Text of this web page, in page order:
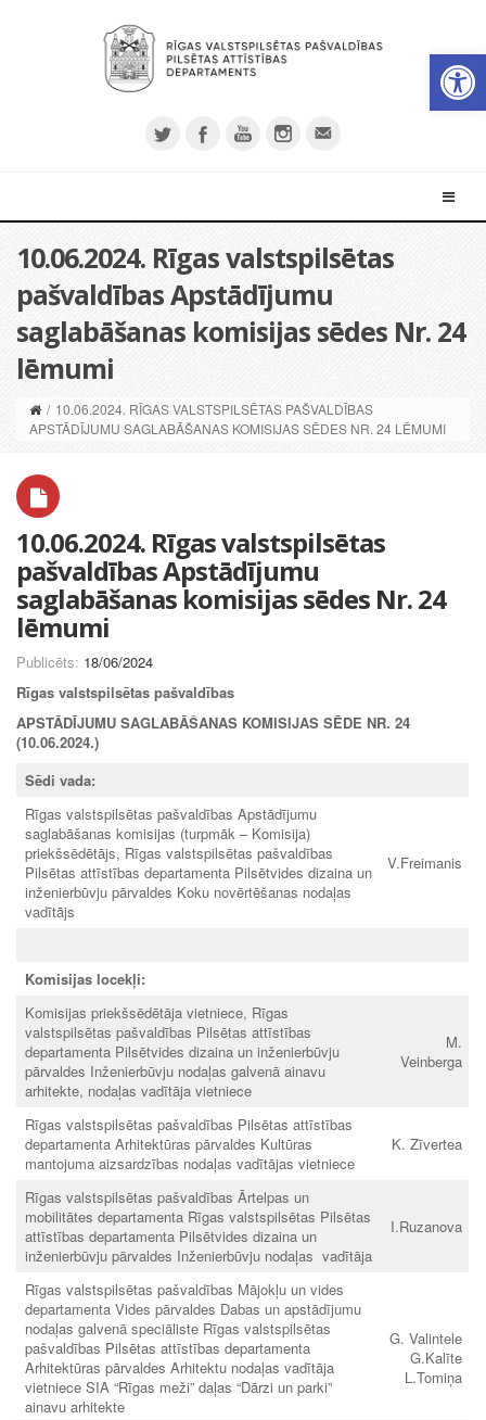
10.06.2024. Rīgas valstspilsētas
pašvaldības Apstādījumu
saglabāšanas komisijas sēdes Nr. 24
lēmumi
/ 10.06.2024. RĪGAS VALSTSPILSĒTAS PAŠVALDĪBAS
APSTĀDĪJUMU SAGLABĀŠANAS KOMISIJAS SĒDES NR. 24 LĒMUMI
10.06.2024. Rīgas valstspilsētas
pašvaldības Apstādījumu
saglabāšanas komisijas sēdes Nr. 24
lēmumi
Publicēts: 18/06/2024
Rīgas valstspilsētas pašvaldības
APSTĀDĪJUMU SAGLABĀŠANAS KOMISIJAS SĒDE NR. 24
(10.06.2024.)
Sēdi vada:
Rīgas valstspilsētas pašvaldības Apstādījumu
saglabāšanas komisijas (turpmāk – Komisija)
priekšsēdētājs, Rīgas valstspilsētas pašvaldības
Pilsētas attīstības departamenta Pilsētvides dizaina un
inženierbūvju pārvaldes Koku novērtēšanas nodaļas
vadītājs
V.Freimanis
Komisijas locekļi:
Komisijas priekšsēdētāja vietniece, Rīgas
valstspilsētas pašvaldības Pilsētas attīstības
departamenta Pilsētvides dizaina un inženierbūvju
pārvaldes Inženierbūvju nodaļas galvenā ainavu
arhitekte, nodaļas vadītāja vietniece
M.
Veinberga
Rīgas valstspilsētas pašvaldības Pilsētas attīstības
departamenta Arhitektūras pārvaldes Kultūras
mantojuma aizsardzības nodaļas vadītājas vietniece
K. Zīvertea
Rīgas valstspilsētas pašvaldības Ārtelpas un
mobilitātes departamenta Rīgas valstspilsētas Pilsētas
attīstības departamenta Pilsētvides dizaina un
inženierbūvju pārvaldes Inženierbūvju nodaļas vadītāja
I.Ruzanova
Rīgas valstspilsētas pašvaldības Mājokļu un vides
departamenta Vides pārvaldes Dabas un apstādījumu
nodaļas galvenā speciāliste Rīgas valstspilsētas
pašvaldības Pilsētas attīstības departamenta
Arhitektūras pārvaldes Arhitektu nodaļas vadītāja
vietniece SIA “Rīgas meži” daļas “Dārzi un parki”
ainavu arhitekte
G. Valintele
G.Kalīte
L.Tomiņa